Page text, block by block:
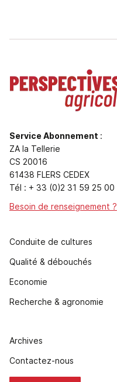
Service Abonnement :
ZA la Tellerie
CS 20016
61438 FLERS CEDEX
Tél : + 33 (0)2 31 59 25 00
Besoin de renseignement ?
Conduite de cultures
Qualité & débouchés
Economie
Recherche & agronomie
Archives
Contactez-nous